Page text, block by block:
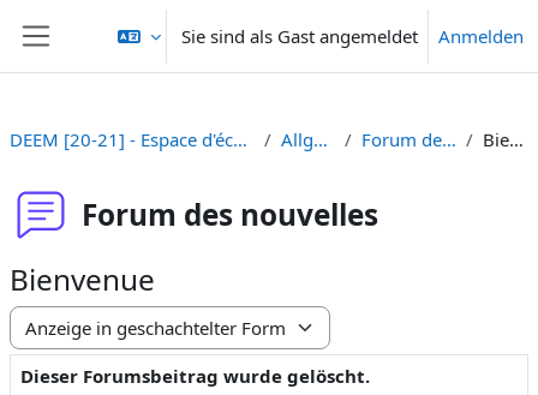
Website-Übersicht
Sie sind als Gast angemeldet Anmelden
DEEM [20-21] - Espace d'échange et d'information Allgemeines Forum des nouvelles Bienvenue
Forum des nouvelles
Bienvenue
Anzeigemodus
Dieser Forumsbeitrag wurde gelöscht.
Anzahl Antworten: 0